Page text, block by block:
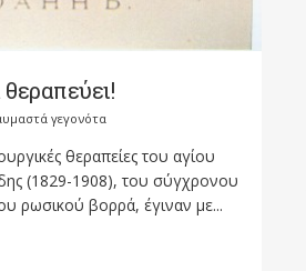
γεγονότα
θεραπείες του αγίου
(1829­-1908), του σύγχρονου
ρωσικού βορρά, έγιναν με...